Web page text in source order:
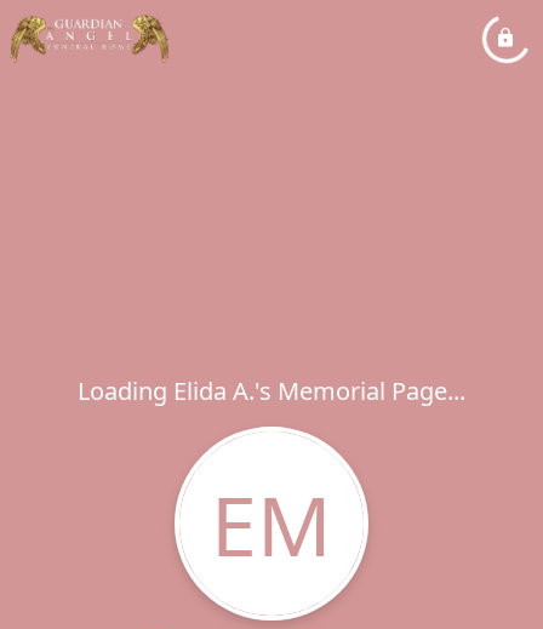
Loading Elida A.'s Memorial Page...
EM